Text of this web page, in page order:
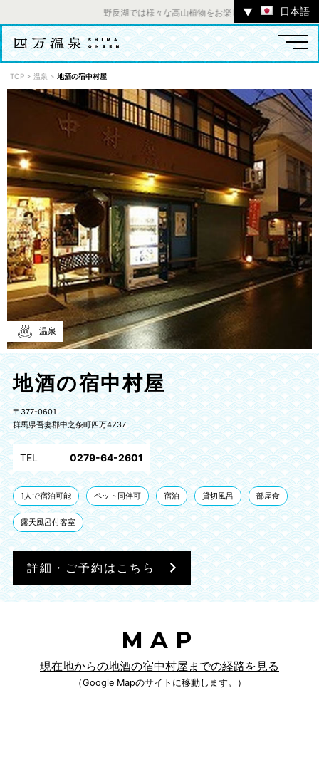
野反湖では様々な高山植物をお楽しみいただけます。 ／
▼ 日本語
宿 お店 スポット
体験 イベント ツアー
中之条町その他のエリア
TOP >温泉 >地酒の宿中村屋
温泉
地酒の宿中村屋
〒377-0601
群馬県吾妻郡中之条町四万4237
TEL 0279-64-2601
1人で宿泊可能 ペット同伴可 宿泊 貸切風呂 部屋食
露天風呂付客室
詳細・ご予約はこちら
MAP
現在地からの地酒の宿中村屋までの経路を見る
（Google Mapのサイトに移動します。）